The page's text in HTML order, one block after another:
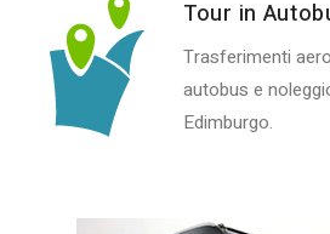
Tour in
Trasferimenti
autobus e
Edimburgo.